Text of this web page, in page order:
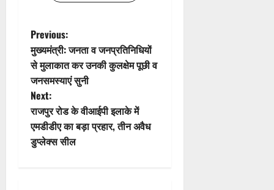
t
i
o
n
P
o
s
t
n
Previous:
मुख्यमंत्री: जनता व जनप्रतिनिधियों
से मुलाकात कर उनकी कुलक्षेम पूछी व
जनसमस्याएं सुनी
Next:
राजपुर रोड के वीआईपी इलाके में
एमडीडीए का बड़ा प्रहार, तीन अवैध
डुप्लेक्स सील